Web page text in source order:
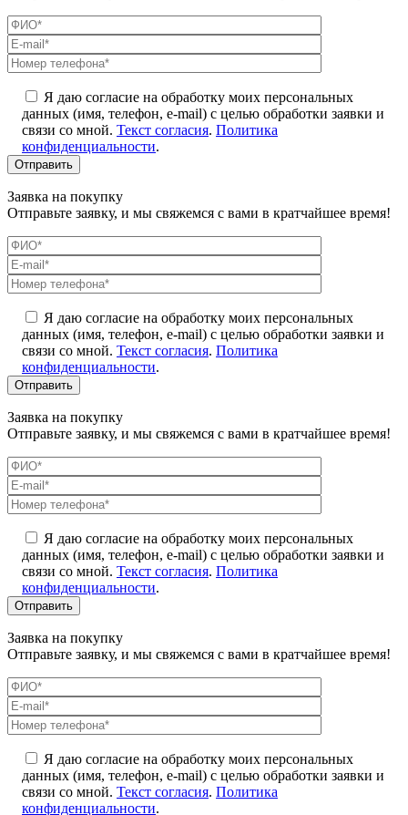
Я даю согласие на обработку моих персональных
данных (имя, телефон, e-mail) с целью обработки заявки и
связи со мной. Текст согласия. Политика
конфиденциальности.
Заявка на покупку
Отправьте заявку, и мы свяжемся с вами в кратчайшее время!
Я даю согласие на обработку моих персональных
данных (имя, телефон, e-mail) с целью обработки заявки и
связи со мной. Текст согласия. Политика
конфиденциальности.
Заявка на покупку
Отправьте заявку, и мы свяжемся с вами в кратчайшее время!
Я даю согласие на обработку моих персональных
данных (имя, телефон, e-mail) с целью обработки заявки и
связи со мной. Текст согласия. Политика
конфиденциальности.
Заявка на покупку
Отправьте заявку, и мы свяжемся с вами в кратчайшее время!
Я даю согласие на обработку моих персональных
данных (имя, телефон, e-mail) с целью обработки заявки и
связи со мной. Текст согласия. Политика
конфиденциальности.